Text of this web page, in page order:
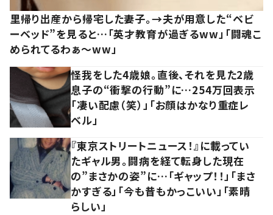
里帰り出産から帰宅した妻子。→夫が用意した“ベビ
ーベッド”を見ると…「英才教育が過ぎるww」「闘魂こ
められてるわぁ～ww」
怪我をした4歳娘。直後、それを見た2歳
息子の“衝撃の行動”に…254万回表示
「凄い配慮（笑）」「お顔はかなり重症レ
ベル」
『東京ストリートニュース！』に載ってい
たギャル男。闘病を経て転身した現在
の”まさかの姿”に…「ギャップ！！」「まさ
かすぎる」「今も昔もかっこいい」「素晴
らしい」